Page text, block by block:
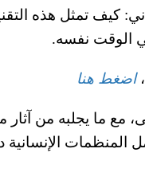
كيف تمثل هذه
الوقت نفسه.
اضغط هنا
مع ما يجلبه من آثار
الإنسانية